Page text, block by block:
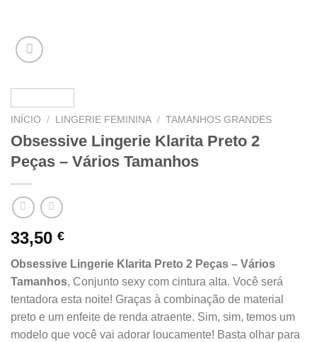
INÍCIO / LINGERIE FEMININA / TAMANHOS GRANDES
Obsessive Lingerie Klarita Preto 2
Peças – Vários Tamanhos
33,50 €
Obsessive Lingerie Klarita Preto 2 Peças – Vários
Tamanhos, Conjunto sexy com cintura alta. Você será
tentadora esta noite! Graças à combinação de material
preto e um enfeite de renda atraente. Sim, sim, temos um
modelo que você vai adorar loucamente! Basta olhar para